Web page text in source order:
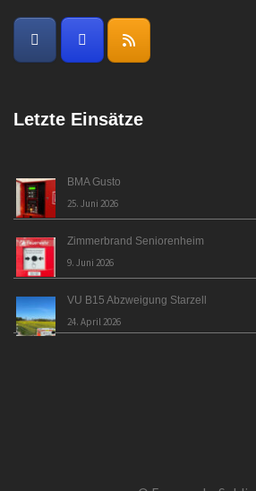
Letzte Einsätze
BMA Gusto
25. Juni 2026
Zimmerbrand Seniorenheim
9. Juni 2026
VU B15 Abzweigung Starzell
24. April 2026